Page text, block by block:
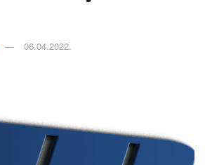
06.04.2022.